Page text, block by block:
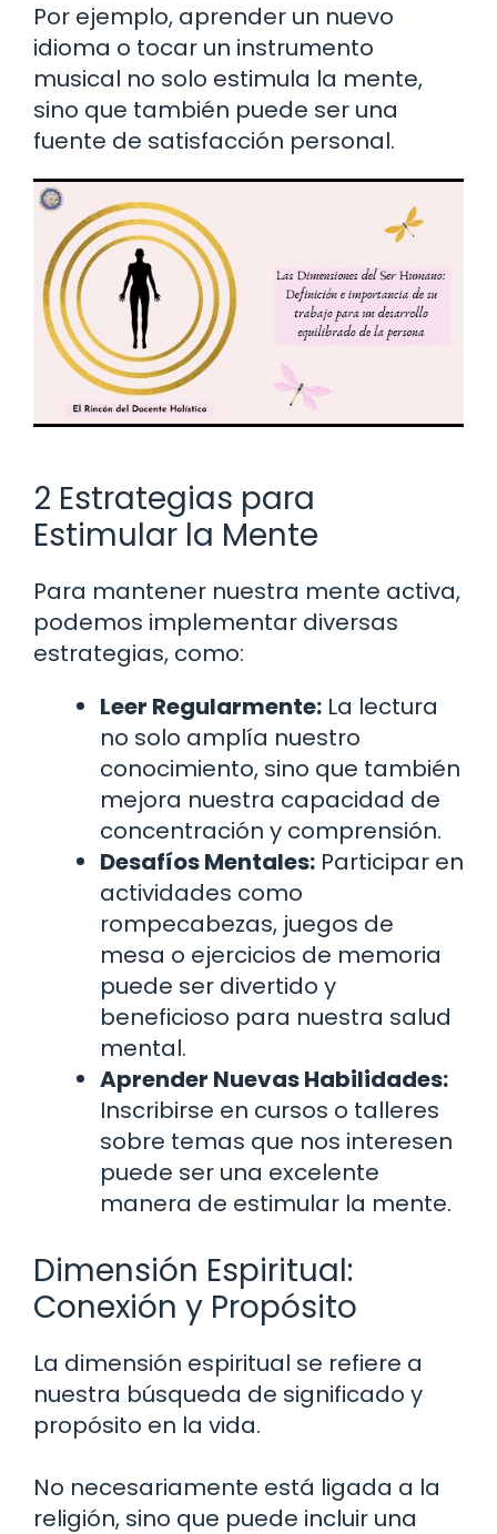
Por ejemplo, aprender un nuevo
idioma o tocar un instrumento
musical no solo estimula la mente,
sino que también puede ser una
fuente de satisfacción personal.
2 Estrategias para
Estimular la Mente
Para mantener nuestra mente activa,
podemos implementar diversas
estrategias, como:
Leer Regularmente: La lectura
no solo amplía nuestro
conocimiento, sino que también
mejora nuestra capacidad de
concentración y comprensión.
Desafíos Mentales: Participar en
actividades como
rompecabezas, juegos de
mesa o ejercicios de memoria
puede ser divertido y
beneficioso para nuestra salud
mental.
Aprender Nuevas Habilidades:
Inscribirse en cursos o talleres
sobre temas que nos interesen
puede ser una excelente
manera de estimular la mente.
Dimensión Espiritual:
Conexión y Propósito
La dimensión espiritual se refiere a
nuestra búsqueda de significado y
propósito en la vida.
No necesariamente está ligada a la
religión, sino que puede incluir una